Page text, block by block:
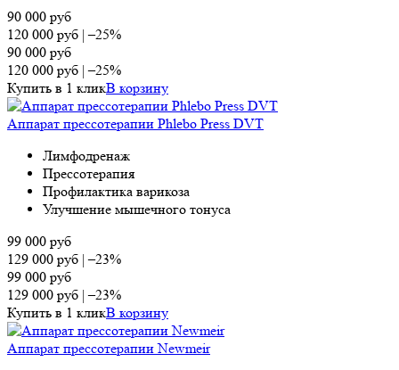
90 000 руб
120 000 руб |–25%
90 000 руб
120 000 руб |–25%
Купить в 1 кликВ корзину
Аппарат прессотерапии Phlebo Press DVT
Лимфодренаж
Прессотерапия
Профилактика варикоза
Улучшение мышечного тонуса
99 000 руб
129 000 руб |–23%
99 000 руб
129 000 руб |–23%
Купить в 1 кликВ корзину
Аппарат прессотерапии Newmeir